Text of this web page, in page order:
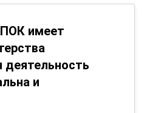
имеет
деятельность
и